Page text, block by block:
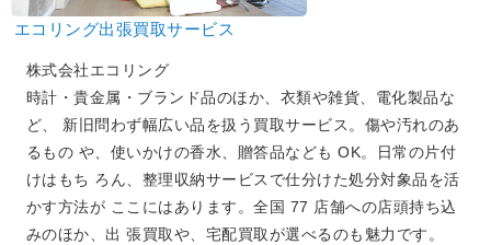
エコリング出張買取サービス
株式会社エコリング
時計・貴金属・ブランド品のほか、衣類や雑貨、電化製品な
ど、 新旧問わず幅広い品を扱う買取サービス。傷や汚れのあ
るもの や、使いかけの香水、贈答品なども OK。日常の片付
けはもち ろん、整理収納サービスで仕分けた処分対象品を活
かす方法が ここにはあります。全国 77 店舗への店頭持ち込
みのほか、出 張買取や、宅配買取が選べるのも魅力です。